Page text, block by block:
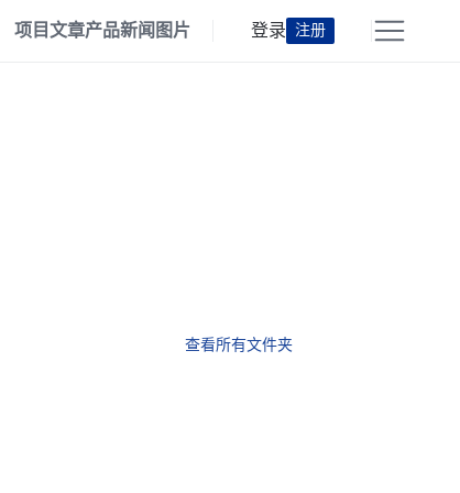
项目文章产品新闻 图片 登录 注册
查看所有文件夹